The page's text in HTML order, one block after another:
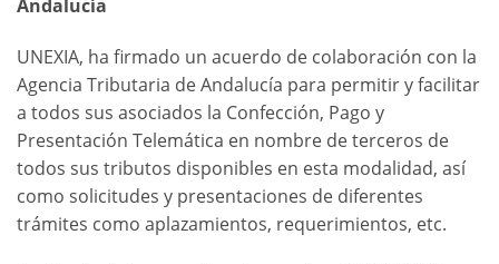
Andalucía
UNEXIA, ha firmado un acuerdo de colaboración con la
Agencia Tributaria de Andalucía para permitir y facilitar
a todos sus asociados la Confección, Pago y
Presentación Telemática en nombre de terceros de
todos sus tributos disponibles en esta modalidad, así
como solicitudes y presentaciones de diferentes
trámites como aplazamientos, requerimientos, etc.